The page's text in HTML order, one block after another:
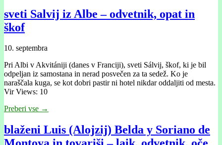
sveti Salvij iz Albe – odvetnik, opat in
škof
10. septembra
Pri Albi v Akvitániji (danes v Franciji), sveti Sálvij, škof, ki je bil
odpeljan iz samostana in nerad posvečen za ta sedež. Ko je
naraščala kuga, se kot dobri pastir ni hotel nikdar oddaljiti od mesta.
Vir Views: 10
Preberi vse →
blaženi Luis (Alojzij) Belda y Soriano de